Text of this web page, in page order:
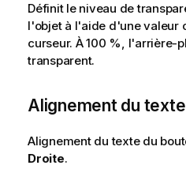
Définit le niveau de
l'objet à l'aide d'une valeur
curseur. À 100 %, l'arrière-
transparent.
Alignement du texte
Alignement du texte du
Droite.